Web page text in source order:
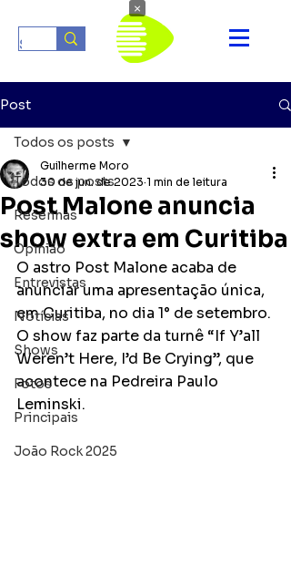
Post
Todos os posts
Resenhas
Opinião
Entrevistas
Notícias
Shows
Fotos
Principais
João Rock 2025
Todos os posts
Post Malone anuncia
show extra em Curitiba
Guilherme Moro
30 de jun. de 2023 1 min de leitura
O astro Post Malone acaba de
anunciar uma apresentação única,
em Curitiba, no dia 1° de setembro.
O show faz parte da turnê “If Y’all
Weren’t Here, I’d Be Crying”, que
acontece na Pedreira Paulo
Leminski.
×